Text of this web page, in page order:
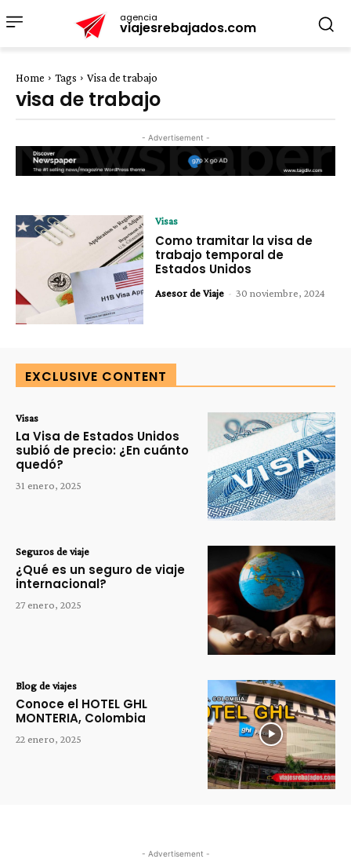
agencia
viajesrebajados.com
Home Tags Visa de trabajo
visa de trabajo
- Advertisement -
Visas
Como tramitar la visa de
trabajo temporal de
Estados Unidos
Asesor de Viaje - 30 noviembre, 2024
EXCLUSIVE CONTENT
Visas
La Visa de Estados Unidos
subió de precio: ¿En cuánto
quedó?
31 enero, 2025
Seguros de viaje
¿Qué es un seguro de viaje
internacional?
27 enero, 2025
Blog de viajes
Conoce el HOTEL GHL
MONTERIA, Colombia
22 enero, 2025
- Advertisement -